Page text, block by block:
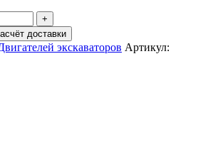
доставки
экскаваторов Артикул: